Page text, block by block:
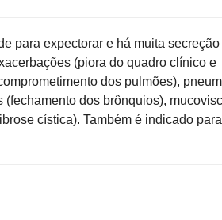
para expectorar e há muita secreção
(piora do quadro clínico e
dos pulmões),
dos brônquios),
cística). Também é indicado para